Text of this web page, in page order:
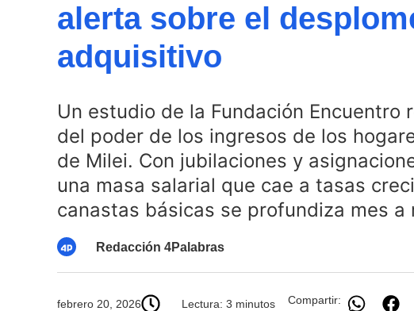
alerta sobre el
adquisitivo
Un estudio de la Fundación
del poder de los ingresos de los
de Milei. Con jubilaciones y
una masa salarial que cae a tasas
canastas básicas se profundiza mes a
Redacción 4Palabras
febrero 20, 2026 Lectura: 3 minutos Compartir: